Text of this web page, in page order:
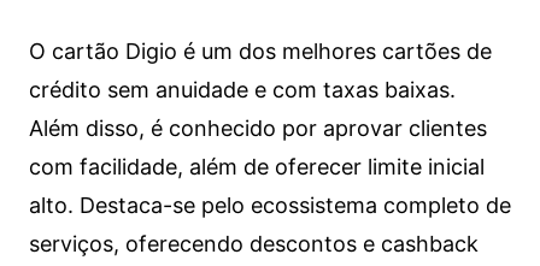
O cartão Digio é um dos melhores cartões de
crédito sem anuidade e com taxas baixas.
Além disso, é conhecido por aprovar clientes
com facilidade, além de oferecer limite inicial
alto. Destaca-se pelo ecossistema completo de
serviços, oferecendo descontos e cashback